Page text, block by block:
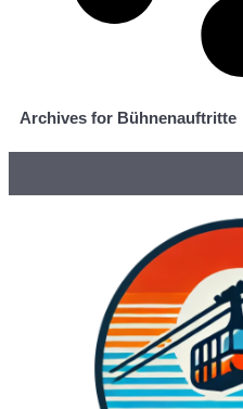
Archives for Bühnenauftritte